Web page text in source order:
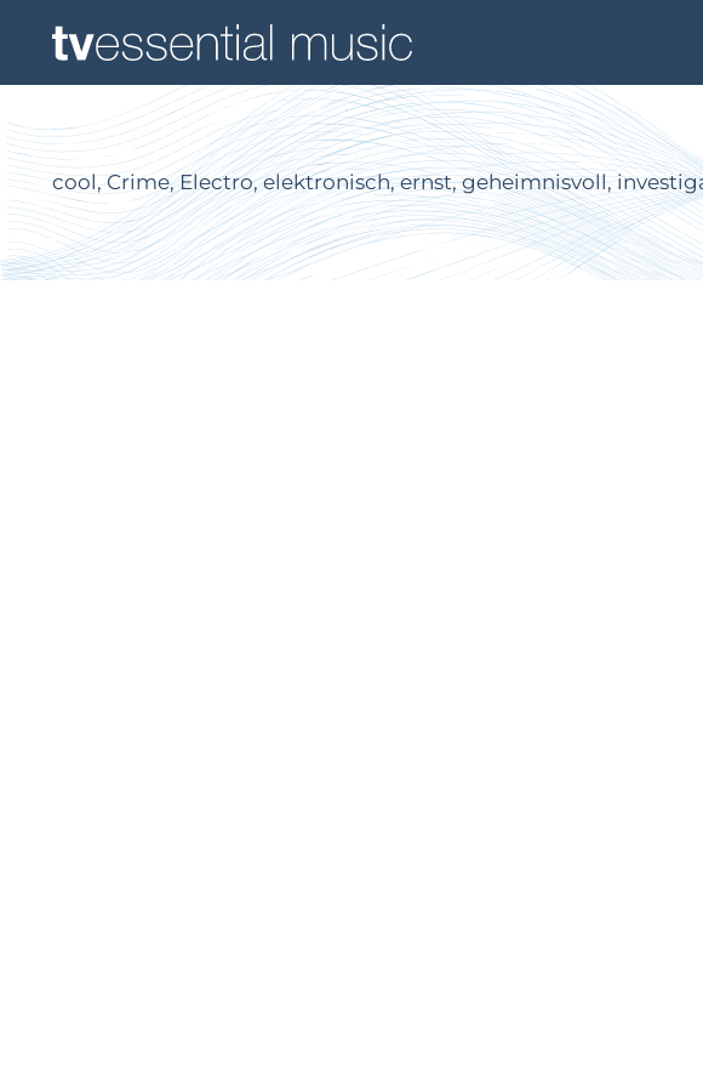
cool, Crime, Electro, elektronisch, ernst, geheimnisvoll,